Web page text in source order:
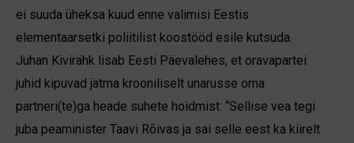
ei suuda üheksa kuud enne valimisi Eestis
elementaarsetki poliitilist koostööd esile kutsuda.
Juhan Kivirähk lisab Eesti Päevalehes, et orava­partei
juhid kipuvad jätma krooniliselt unarusse oma
partneri(te)ga heade suhete hoidmist: “Sellise vea tegi
juba peaminister Taavi Rõivas ja sai selle eest ka kiirelt